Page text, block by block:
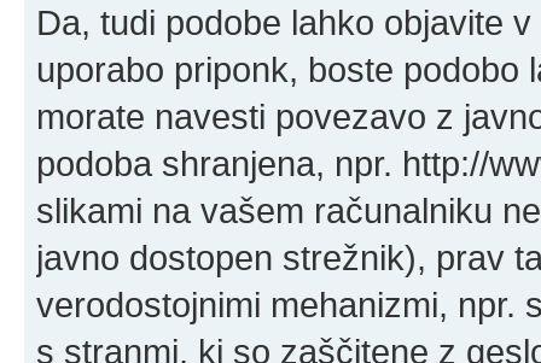
Da, tudi podobe lahko objavite
uporabo priponk, boste podobo
morate navesti povezavo z
podoba shranjena, npr. http://
slikami na vašem računalniku
javno dostopen strežnik), prav
verodostojnimi mehanizmi, npr.
s stranmi, ki so zaščitene z